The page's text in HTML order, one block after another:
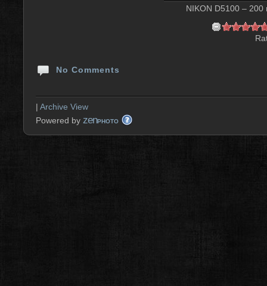
NIKON D5100 –
No Comments
| Archive View
Powered by zenPHOTO